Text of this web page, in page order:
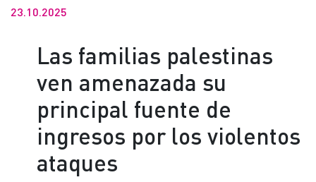
23.10.2025
Las familias palestinas
ven amenazada su
principal fuente de
ingresos por los violentos
ataques